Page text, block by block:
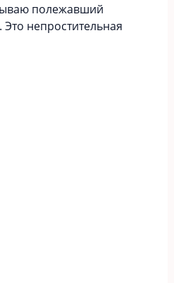
полежавший
непростительная